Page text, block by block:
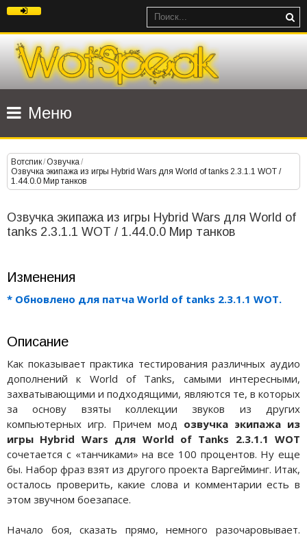
Меню
Вотспик/Озвучка/
Озвучка экипажа из игры Hybrid Wars для World of tanks 2.3.1.1 WOT /
1.44.0.0 Мир танков
Озвучка экипажа из игры Hybrid Wars для World of
tanks 2.3.1.1 WOT / 1.44.0.0 Мир танков
Изменения
* Обновлено для патча World of tanks 2.3.1.1 WOT.
Описание
Как показывает практика тестирования различных аудио
дополнений к World of Tanks, самыми интересными,
захватывающими и подходящими, являются те, в которых
за основу взяты коллекции звуков из других
компьютерных игр. Причем мод озвучка экипажа из
игры Hybrid Wars для World of Tanks 2.3.1.1 WOT
сочетается с «танчиками» на все 100 процентов. Ну еще
бы. Набор фраз взят из другого проекта Варгейминг. Итак,
осталось проверить, какие слова и комментарии есть в
этом звучном боезапасе.
Начало боя, сказать прямо, немного разочаровывает.